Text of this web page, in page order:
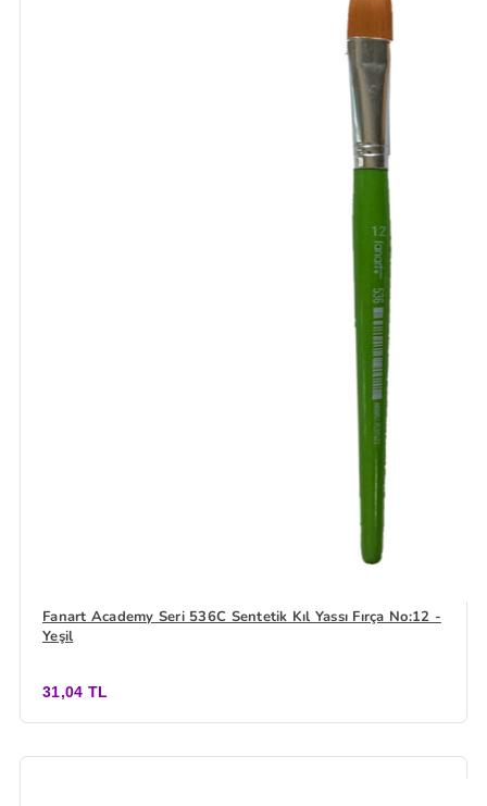
Fanart Academy Seri 536C Sentetik Kıl Yassı Fırça No:12 -
Yeşil
31,04 TL